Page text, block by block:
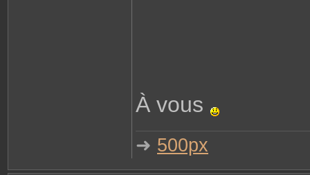
À vous
➜ 500px